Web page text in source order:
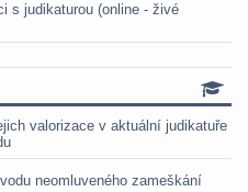
s judikaturou (online - živé
valorizace v aktuální judikatuře
neomluveného zameškání